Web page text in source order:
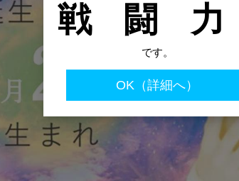
戦闘力
です。
OK（詳細へ）